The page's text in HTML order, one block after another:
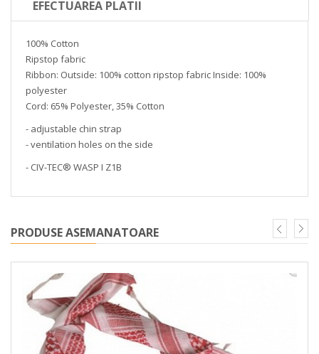
EFECTUAREA PLATII
100% Cotton
Ripstop fabric
Ribbon: Outside: 100% cotton ripstop fabric Inside: 100%
polyester
Cord: 65% Polyester, 35% Cotton
- adjustable chin strap
- ventilation holes on the side
- CIV-TEC® WASP I Z1B
PRODUSE ASEMANATOARE